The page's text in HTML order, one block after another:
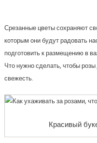
Срезанные цветы сохраняют
которым они будут радовать
подготовить к размещению в
Что нужно сделать, чтобы
свежесть.
Красивый